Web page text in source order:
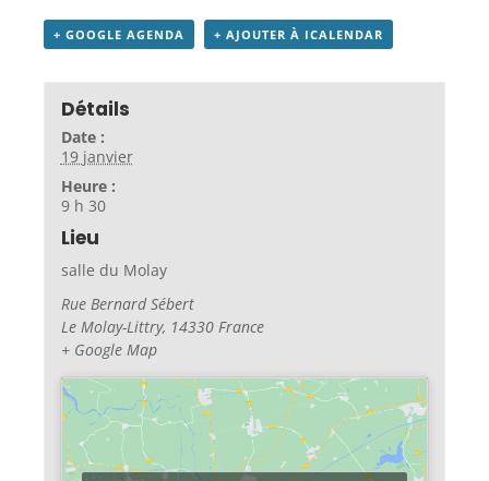
+ GOOGLE AGENDA + AJOUTER À ICALENDAR
Détails
Date :
19 janvier
Heure :
9 h 30
Lieu
salle du Molay
Rue Bernard Sébert
Le Molay-Littry, 14330 France
+ Google Map